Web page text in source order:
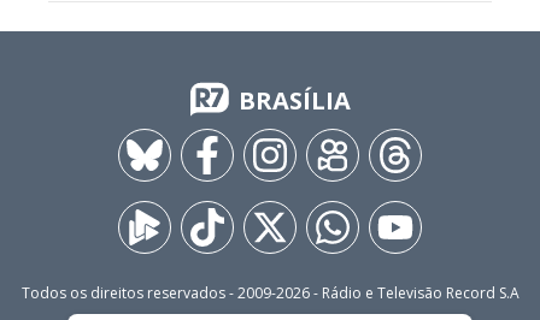
BRASÍLIA
Todos os direitos reservados - 2009-2026- Rádio e Televisão Record S.A